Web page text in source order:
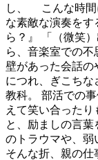
し、 こんな時間
な素敵な演奏をす
ら？』 「（微笑
ら、音楽室での
壁があった会話の
につれ、ぎこちな
教科。 部活での
えて笑い合った
と、励ましの言
のトラウマや、弱
そんな折、親の仕